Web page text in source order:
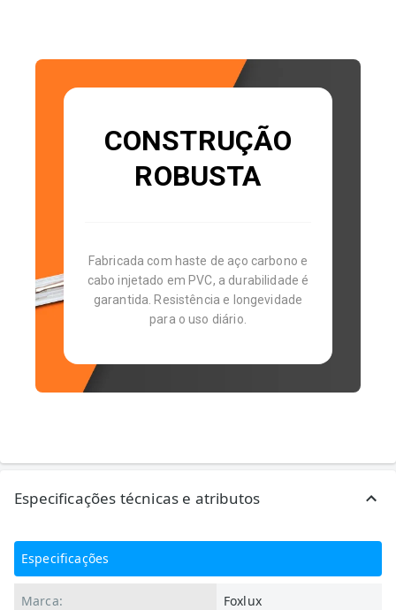
CONSTRUÇÃO
ROBUSTA
Fabricada com haste de aço carbono e
cabo injetado em PVC, a durabilidade é
garantida. Resistência e longevidade
para o uso diário.
Especificações técnicas e atributos
Especificações
Marca: Foxlux